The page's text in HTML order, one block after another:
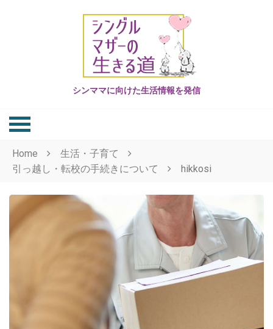
シンママに向けた生活情報を発信
Home
生活・子育て
引っ越し・転校の手続きについて
hikkosi